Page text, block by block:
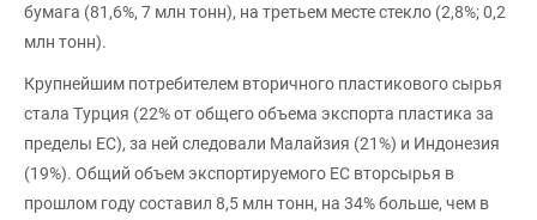
бумага (81,6%, 7 млн тонн), на третьем месте стекло (2,8%; 0,2
млн тонн).
Крупнейшим потребителем вторичного пластикового сырья
стала Турция (22% от общего объема экспорта пластика за
пределы ЕС), за ней следовали Малайзия (21%) и Индонезия
(19%). Общий объем экспортируемого ЕС вторсырья в
прошлом году составил 8,5 млн тонн, на 34% больше, чем в